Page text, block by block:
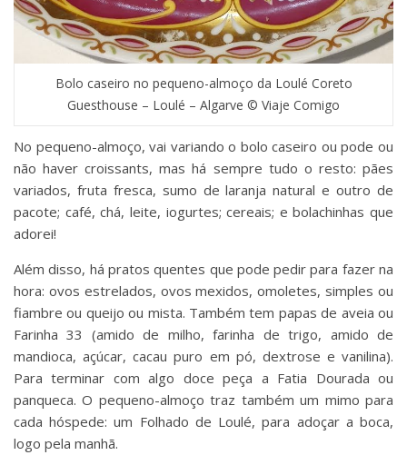
Bolo caseiro no pequeno-almoço da Loulé Coreto
Guesthouse – Loulé – Algarve © Viaje Comigo
No pequeno-almoço, vai variando o bolo caseiro ou pode ou
não haver croissants, mas há sempre tudo o resto: pães
variados, fruta fresca, sumo de laranja natural e outro de
pacote; café, chá, leite, iogurtes; cereais; e bolachinhas que
adorei!
Além disso, há pratos quentes que pode pedir para fazer na
hora: ovos estrelados, ovos mexidos, omoletes, simples ou
fiambre ou queijo ou mista. Também tem papas de aveia ou
Farinha 33 (amido de milho, farinha de trigo, amido de
mandioca, açúcar, cacau puro em pó, dextrose e vanilina).
Para terminar com algo doce peça a Fatia Dourada ou
panqueca. O pequeno-almoço traz também um mimo para
cada hóspede: um Folhado de Loulé, para adoçar a boca,
logo pela manhã.